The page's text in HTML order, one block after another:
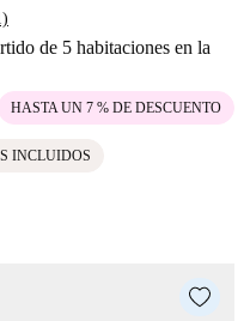
de 5 habitaciones en la
HASTA UN 7 % DE DESCUENTO
INCLUIDOS